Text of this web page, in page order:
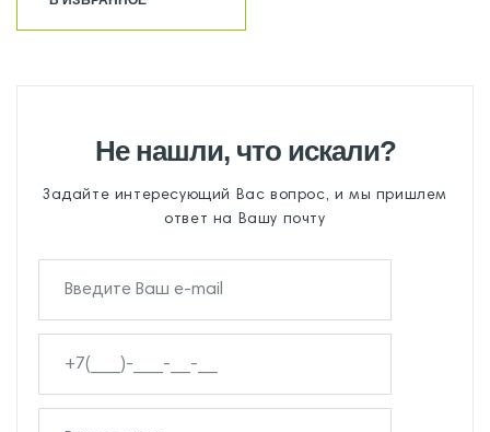
Не нашли, что искали?
Задайте интересующий Вас вопрос, и мы пришлем
ответ на Вашу почту